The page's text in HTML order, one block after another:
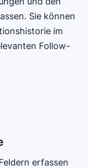
Sie können
im
Follow-
erfassen